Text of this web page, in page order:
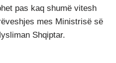
pas kaq shumë vitesh
mes Ministrisë së
Shqiptar.